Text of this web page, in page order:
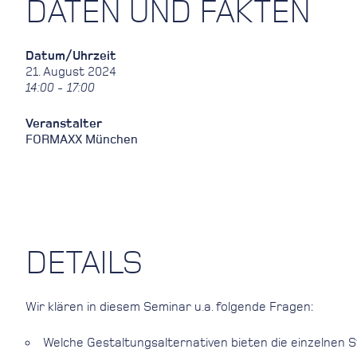
DATEN UND FAKTEN
Datum/Uhrzeit
21. August 2024
14:00 - 17:00
Veranstalter
FORMAXX München
DETAILS
Wir klären in diesem Seminar u.a. folgende Fragen:
Welche Gestaltungsalternativen bieten die einzelnen